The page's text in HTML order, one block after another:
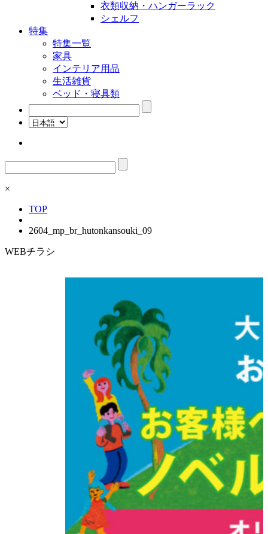
衣類収納・ハンガーラック
シェルフ
特集
特集一覧
家具
インテリア用品
生活雑貨
ベッド・寝具類
検
索:
検
索:
×
TOP
2604_mp_br_hutonkansouki_09
WEBチラシ